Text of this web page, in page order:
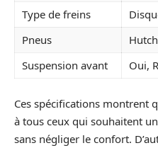
Type de freins
Pneus
Suspension avant
Oui,
Ces spécifications montrent
à tous ceux qui souhaitent
sans négliger le confort.